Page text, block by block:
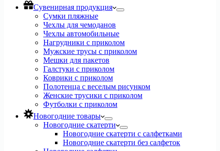
Сувенирная продукция
Сумки пляжные
Чехлы для чемоданов
Чехлы автомобильные
Нагрудники с приколом
Мужские трусы с приколом
Мешки для пакетов
Галстуки с приколом
Коврики с приколом
Полотенца с веселым рисунком
Женские трусики с приколом
Футболки с приколом
Новогодние товары
Новогодние скатерти
Новогодние скатерти с салфетками
Новогодние скатерти без салфеток